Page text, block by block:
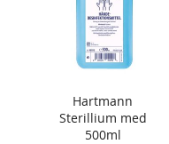
Hartmann
Sterillium med
500ml